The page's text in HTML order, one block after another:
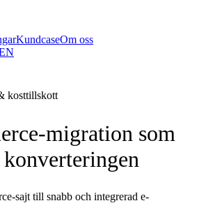
KundcaseOm oss
kosttillskott
migration som
sajt till snabb och integrerad e-